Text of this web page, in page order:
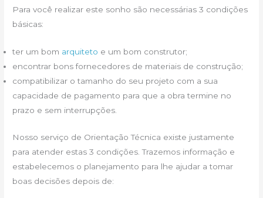
Para você realizar este sonho são necessárias 3 condições
básicas:
ter um bom arquiteto e um bom construtor;
encontrar bons fornecedores de materiais de construção;
compatibilizar o tamanho do seu projeto com a sua
capacidade de pagamento para que a obra termine no
prazo e sem interrupções.
Nosso serviço de Orientação Técnica existe justamente
para atender estas 3 condições. Trazemos informação e
estabelecemos o planejamento para lhe ajudar a tomar
boas decisões depois de: